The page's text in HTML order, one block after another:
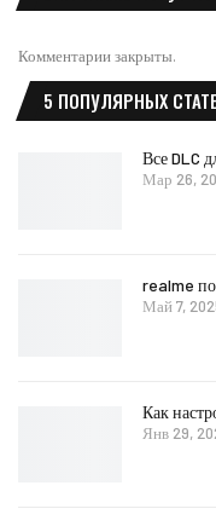
Комментарии закрыты.
5 ПОПУЛЯРНЫХ
Все DLC
Мар 26,
realme
Май 7,
Как
Янв 29,